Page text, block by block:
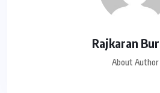
Rajkaran
About Author